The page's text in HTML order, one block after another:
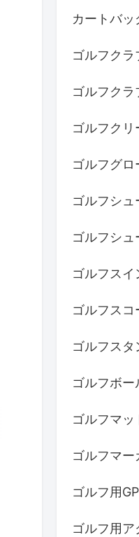
カートバッ
ゴルフクラ
ゴルフクラ
ゴルフク
ゴルフグロ
ゴルフシュ
ゴルフシュ
ゴルフスイ
ゴルフス
ゴルフス
ゴルフボー
ゴルフマッ
ゴルフマー
ゴルフ用
ゴルフ用ア